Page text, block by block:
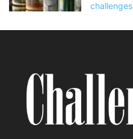
challenges